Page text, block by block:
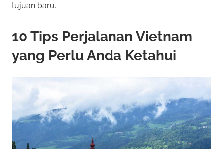
O
n
l
n
a
k
a
n
a
tujuan baru.
10 Tips Perjalanan Vietnam
yang Perlu Anda Ketahui